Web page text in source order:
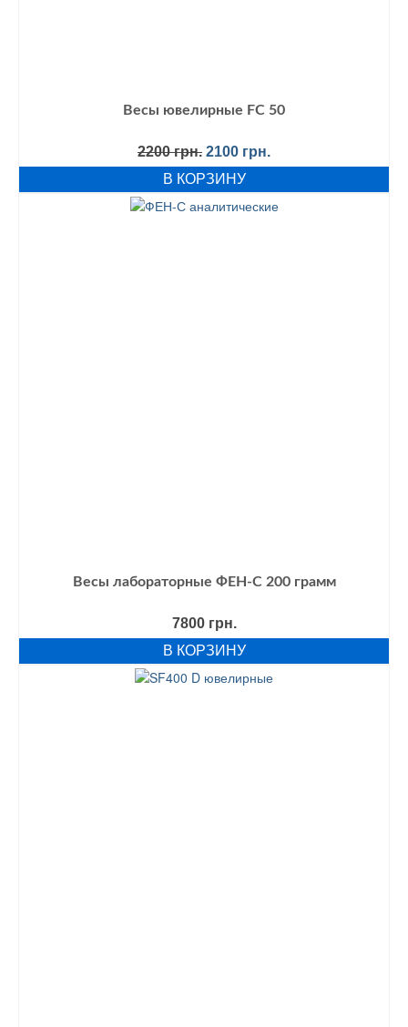
Весы ювелирные FC 50
2200грн. Первоначальная
цена
составляла
2200 грн..
2100 грн.Текущая
цена:
В КОРЗИНУ
Весы лабораторные ФЕН-С 200 грамм
7800 грн.
В КОРЗИНУ